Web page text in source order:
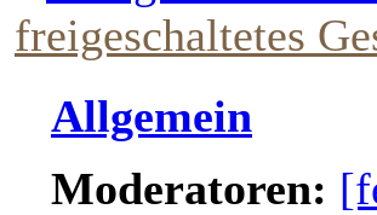
freigeschaltetes
Allgemein
Moderatoren: